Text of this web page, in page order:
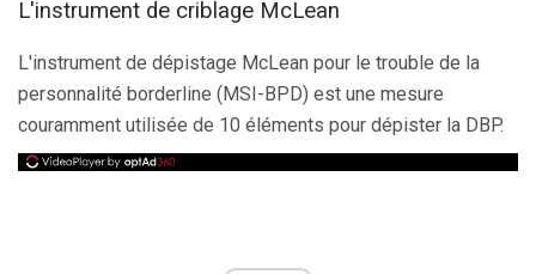
L'instrument de criblage McLean
L'instrument de dépistage McLean pour le trouble de la
personnalité borderline (MSI-BPD) est une mesure
couramment utilisée de 10 éléments pour dépister la DBP.